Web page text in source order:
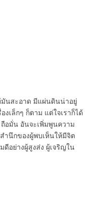
มันสะอาด มีแผ่นดินน่าอยู่
เล็กๆ ก็ตาม แต่ใจเราก็ได้
อมั่น อันจะเพิ่มพูนความ
ำนึกของผู้พบเห็นให้มีจิต
ดีอย่างผู้สูงส่ง ผู้เจริญใน